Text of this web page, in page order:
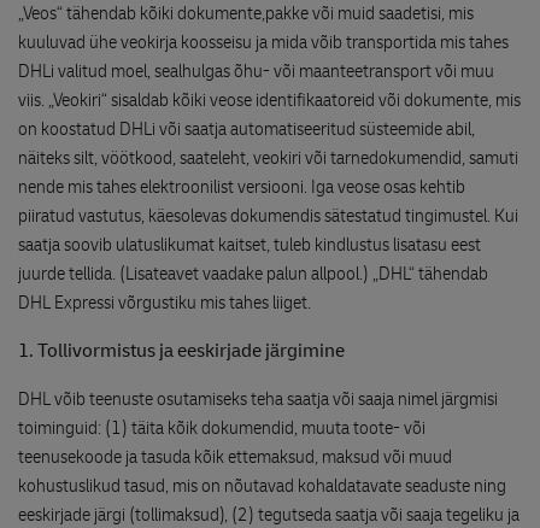
„Veos“ tähendab kõiki dokumente,pakke või muid saadetisi, mis
kuuluvad ühe veokirja koosseisu ja mida võib transportida mis tahes
DHLi valitud moel, sealhulgas õhu- või maanteetransport või muu
viis. „Veokiri“ sisaldab kõiki veose identifikaatoreid või dokumente, mis
on koostatud DHLi või saatja automatiseeritud süsteemide abil,
näiteks silt, vöötkood, saateleht, veokiri või tarnedokumendid, samuti
nende mis tahes elektroonilist versiooni. Iga veose osas kehtib
piiratud vastutus, käesolevas dokumendis sätestatud tingimustel. Kui
saatja soovib ulatuslikumat kaitset, tuleb kindlustus lisatasu eest
juurde tellida. (Lisateavet vaadake palun allpool.) „DHL“ tähendab
DHL Expressi võrgustiku mis tahes liiget.
1. Tollivormistus ja eeskirjade järgimine
DHL võib teenuste osutamiseks teha saatja või saaja nimel järgmisi
toiminguid: (1) täita kõik dokumendid, muuta toote- või
teenusekoode ja tasuda kõik ettemaksud, maksud või muud
kohustuslikud tasud, mis on nõutavad kohaldatavate seaduste ning
eeskirjade järgi (tollimaksud), (2) tegutseda saatja või saaja tegeliku ja